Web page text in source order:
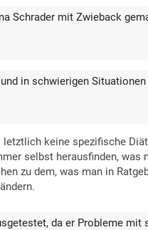
Schrader mit Zwieback
in schwierigen
keine spezifische
selbst herausfinden, was
zu dem, was man in
da er Probleme mit